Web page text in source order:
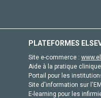
PLATEFORMES
Site e-commerce :
Aide à la pratique
Portail pour les
Site d'information sur
E-learning pour les